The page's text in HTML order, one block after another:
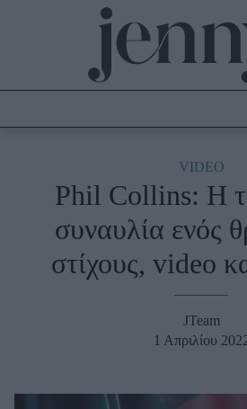
Culture
Fashion
Shopping
Styling Tips
Fashion News
Μαλλιά - Νύχια
VIDEO
Phil Collins: Η
συναυλία ενός
στίχους, video
JTeam
1 Απριλίου